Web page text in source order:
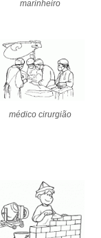
marinheiro
médico cirurgião